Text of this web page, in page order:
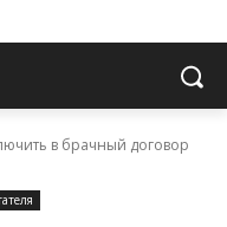
в брачный договор